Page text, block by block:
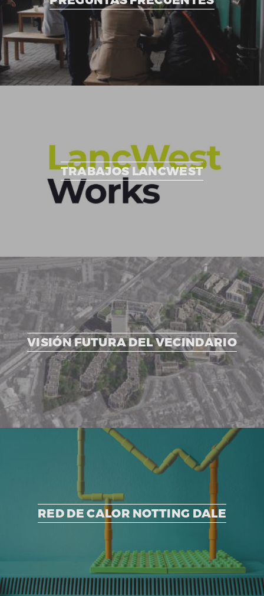
TRABAJOS LANCWEST
VISIÓN FUTURA DEL VECINDARIO
RED DE CALOR NOTTING DALE